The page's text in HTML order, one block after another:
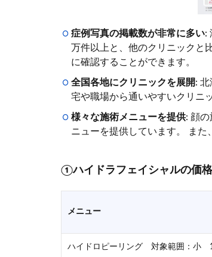
症例写真の掲載数が非常に多い:
万件以上と、他のクリニックと
に確認することができます。
全国各地にクリニックを展開:
宅や職場から通いやすいクリニ
様々な施術メニューを提供: 顔の
ニューを提供しています。 また
①ハイドラフェイシャルの価
メニュー
ハイドロピーリング 対象範囲：小